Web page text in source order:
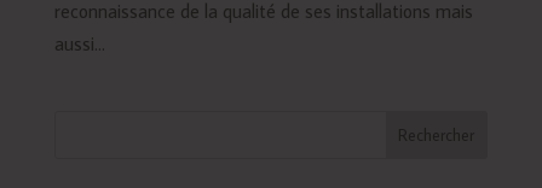
reconnaissance de la qualité de ses installations mais
aussi...
Rechercher